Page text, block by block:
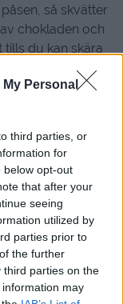
Personal
third parties, or
for
below opt-out
that after your
seeing
utilized by
parties prior to
the further
third parties on the
information may
så skvätter
chokladen och
du kan skära
stund innan
FINNS HÄR